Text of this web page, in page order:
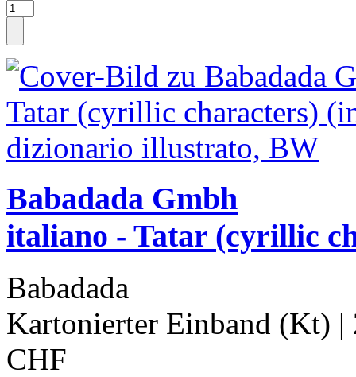
Babadada Gmbh
italiano - Tatar (cyrillic
Babadada
Kartonierter Einband (Kt) |
CHF